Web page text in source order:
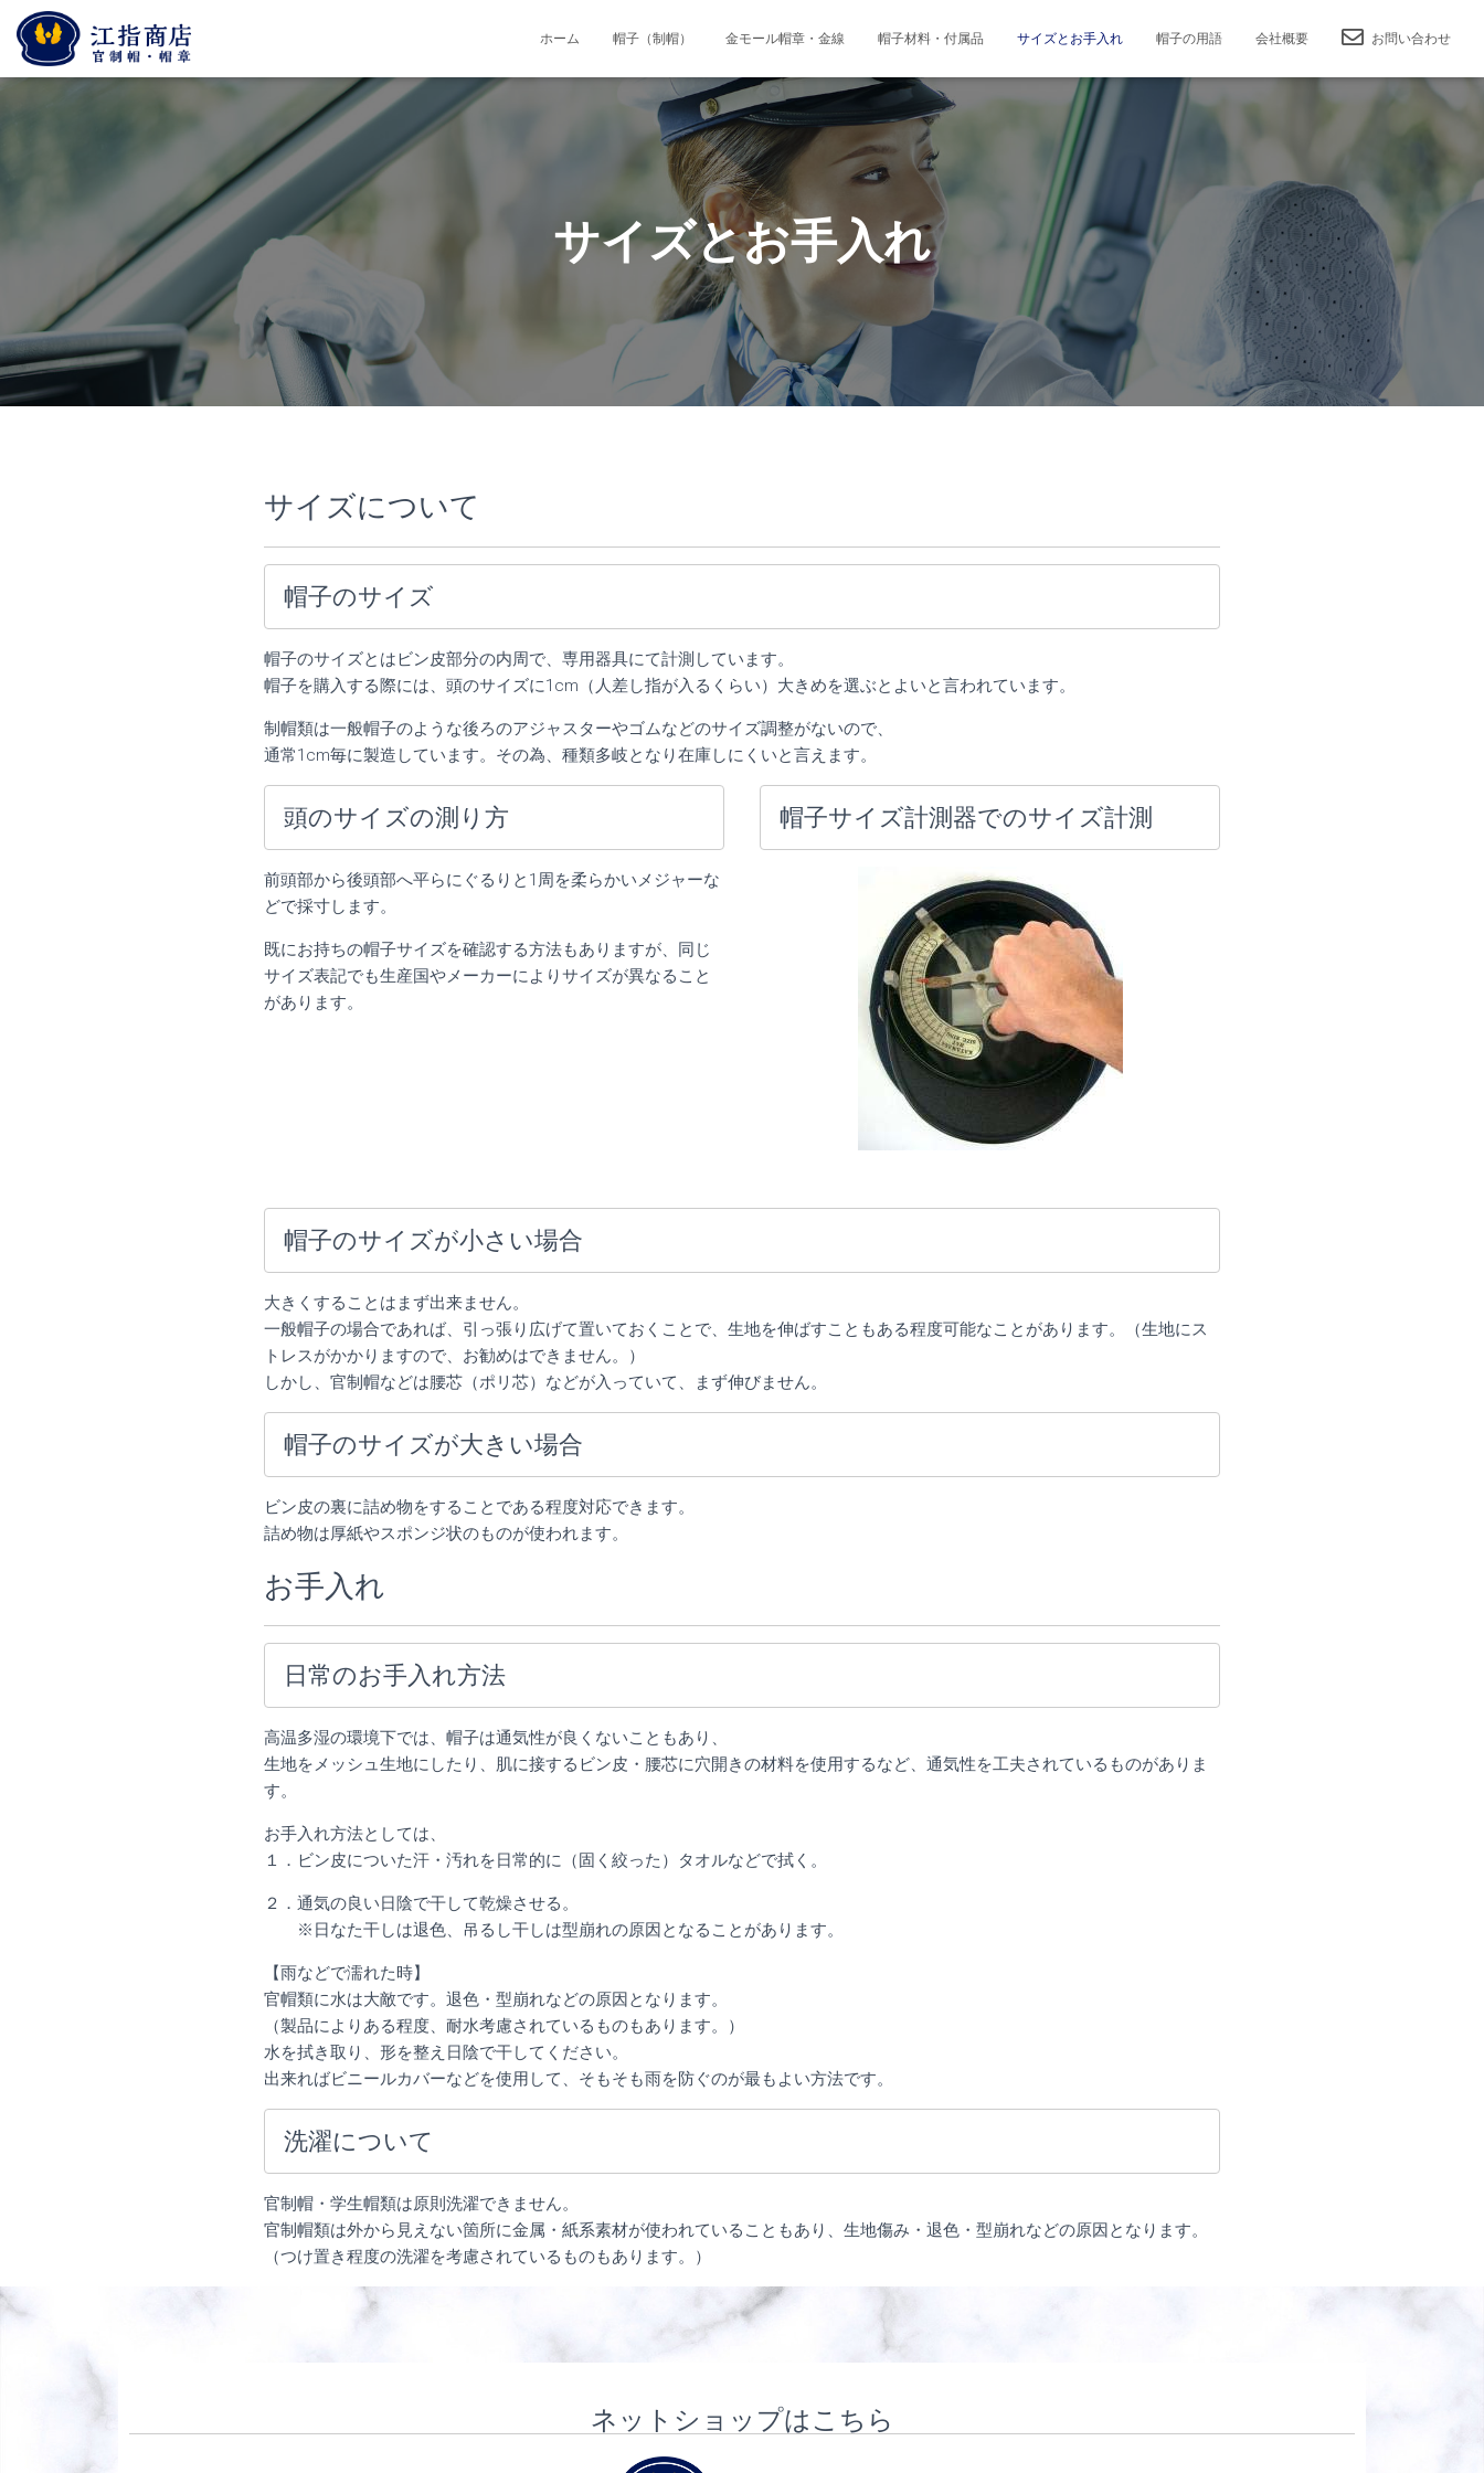
ホーム 帽子（制帽） 金モール帽章・金線 帽子材料・付属品 サイズとお手入れ 帽子の用語 会社概要 お問い合わせ
サイズとお手入れ
サイズについて
帽子のサイズ
帽子のサイズとはビン皮部分の内周で、専用器具にて計測しています。
帽子を購入する際には、頭のサイズに1cm（人差し指が入るくらい）大きめを選ぶとよいと言われています。
制帽類は一般帽子のような後ろのアジャスターやゴムなどのサイズ調整がないので、
通常1cm毎に製造しています。その為、種類多岐となり在庫しにくいと言えます。
頭のサイズの測り方
前頭部から後頭部へ平らにぐるりと1周を柔らかいメジャーな
どで採寸します。
既にお持ちの帽子サイズを確認する方法もありますが、同じ
サイズ表記でも生産国やメーカーによりサイズが異なること
があります。
帽子サイズ計測器でのサイズ計測
帽子のサイズが小さい場合
大きくすることはまず出来ません。
一般帽子の場合であれば、引っ張り広げて置いておくことで、生地を伸ばすこともある程度可能なことがあります。（生地にス
トレスがかかりますので、お勧めはできません。）
しかし、官制帽などは腰芯（ポリ芯）などが入っていて、まず伸びません。
帽子のサイズが大きい場合
ビン皮の裏に詰め物をすることである程度対応できます。
詰め物は厚紙やスポンジ状のものが使われます。
お手入れ
日常のお手入れ方法
高温多湿の環境下では、帽子は通気性が良くないこともあり、
生地をメッシュ生地にしたり、肌に接するビン皮・腰芯に穴開きの材料を使用するなど、通気性を工夫されているものがありま
す。
お手入れ方法としては、
１．ビン皮についた汗・汚れを日常的に（固く絞った）タオルなどで拭く。
２．通気の良い日陰で干して乾燥させる。
※日なた干しは退色、吊るし干しは型崩れの原因となることがあります。
【雨などで濡れた時】
官帽類に水は大敵です。退色・型崩れなどの原因となります。
（製品によりある程度、耐水考慮されているものもあります。）
水を拭き取り、形を整え日陰で干してください。
出来ればビニールカバーなどを使用して、そもそも雨を防ぐのが最もよい方法です。
洗濯について
官制帽・学生帽類は原則洗濯できません。
官制帽類は外から見えない箇所に金属・紙系素材が使われていることもあり、生地傷み・退色・型崩れなどの原因となります。
（つけ置き程度の洗濯を考慮されているものもあります。）
ネットショップはこちら